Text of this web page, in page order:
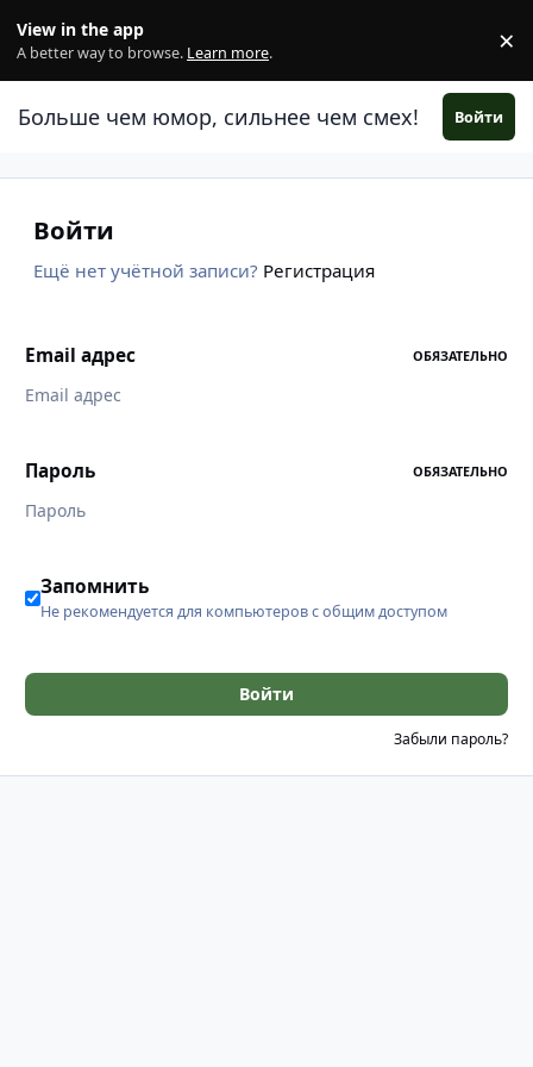
View in the app
A better way to browse. Learn more. ×
Больше чем юмор, сильнее чем смех! Войти
Войти
Ещё нет учётной записи? Регистрация
Email адрес ОБЯЗАТЕЛЬНО
Пароль ОБЯЗАТЕЛЬНО
Запомнить
Не рекомендуется для компьютеров с общим доступом
Войти
Забыли пароль?